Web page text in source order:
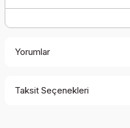
Yorumlar
Taksit Seçenekleri